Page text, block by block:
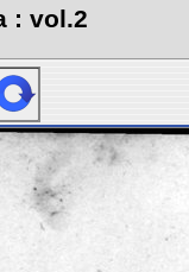
: vol.2